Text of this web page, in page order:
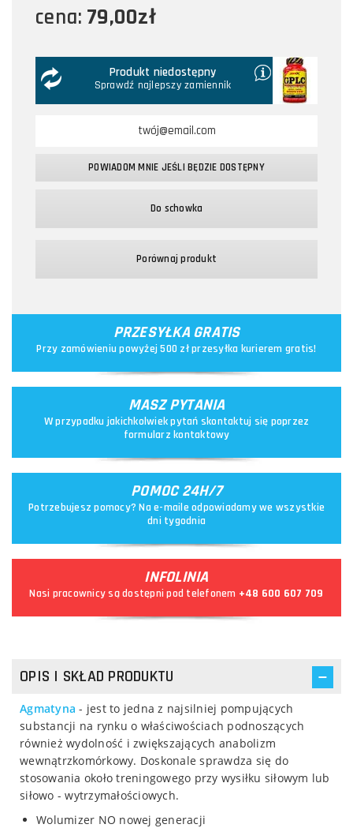
cena: 79,00zł
Produkt niedostępny
Sprawdź najlepszy zamiennik
POWIADOM MNIE JEŚLI BĘDZIE DOSTĘPNY
Do schowka
Porównaj produkt
PRZESYŁKA GRATIS
Przy zamówieniu powyżej 500 zł przesyłka kurierem gratis!
MASZ PYTANIA
W przypadku jakichkolwiek pytań skontaktuj się poprzez
formularz kontaktowy
POMOC 24H/7
Potrzebujesz pomocy? Na e-maile odpowiadamy we wszystkie
dni tygodnia
INFOLINIA
Nasi pracownicy są dostępni pod telefonem +48 600 607 709
OPIS I SKŁAD PRODUKTU
Agmatyna - jest to jedna z najsilniej pompujących
substancji na rynku o właściwościach podnoszących
również wydolność i zwiększających anabolizm
wewnątrzkomórkowy. Doskonale sprawdza się do
stosowania około treningowego przy wysiłku siłowym lub
siłowo - wytrzymałościowych.
Wolumizer NO nowej generacji